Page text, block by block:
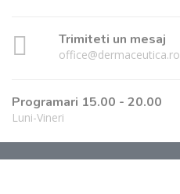
Trimiteti un mesaj
office@dermaceutica.ro
Programari 15.00 - 20.00
Luni-Vineri